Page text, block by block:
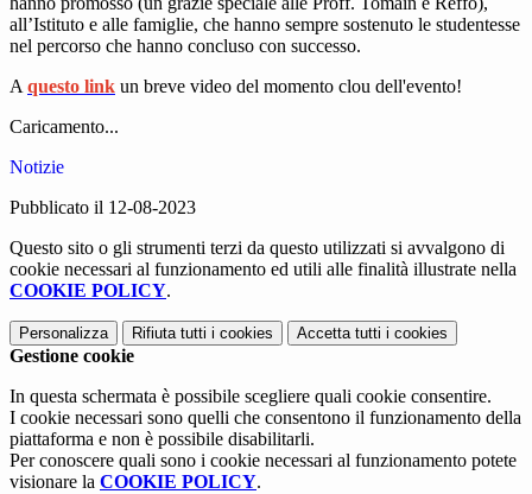
all’Istituto e alle famiglie, che hanno sempre sostenuto le studentesse
nel percorso che hanno concluso con successo.
A questo link un breve video del momento clou dell'evento!
Caricamento...
Notizie
Pubblicato il 12-08-2023
Questo sito o gli strumenti terzi da questo utilizzati si avvalgono di
cookie necessari al funzionamento ed utili alle finalità illustrate nella
COOKIE POLICY.
Personalizza Rifiuta tutti i cookies Accetta tutti i cookies
Gestione cookie
In questa schermata è possibile scegliere quali cookie consentire.
I cookie necessari sono quelli che consentono il funzionamento della
piattaforma e non è possibile disabilitarli.
Per conoscere quali sono i cookie necessari al funzionamento potete
visionare la COOKIE POLICY.